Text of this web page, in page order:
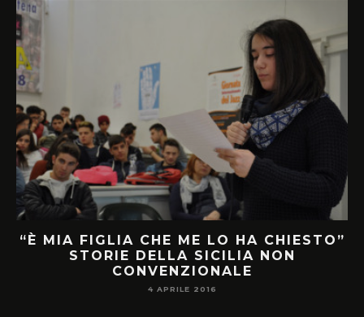
“È MIA FIGLIA CHE ME LO HA CHIESTO”
STORIE DELLA SICILIA NON
CONVENZIONALE
4 APRILE 2016